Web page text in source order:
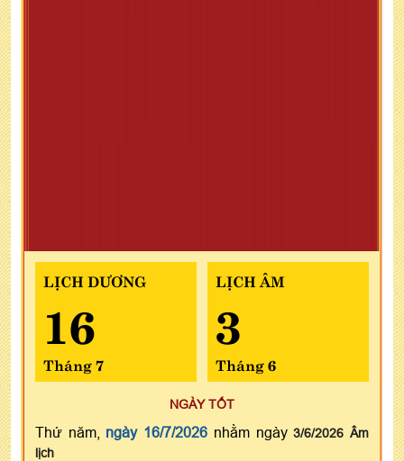
LỊCH DƯƠNG
16
Tháng 7
LỊCH ÂM
3
Tháng 6
NGÀY TỐT
Thứ năm, ngày 16/7/2026 nhằm ngày3/6/2026 Âm
lịch